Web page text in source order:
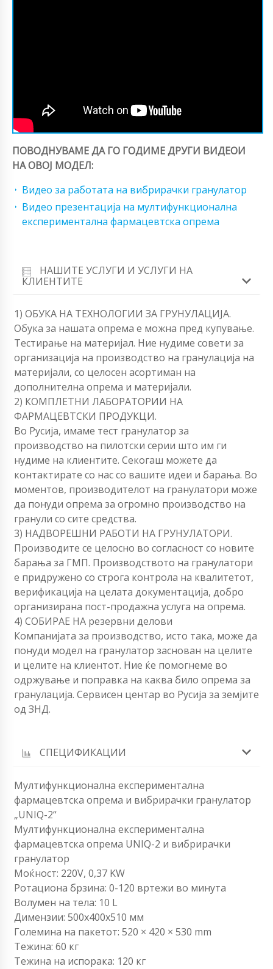
ПОВОДНУВАМЕ ДА ГО ГОДИМЕ ДРУГИ ВИДЕОИ
НА ОВОЈ МОДЕЛ:
Видео за работата на вибрирачки гранулатор
Видео презентација на мултифункционална
експериментална фармацевтска опрема
НАШИТЕ УСЛУГИ И УСЛУГИ НА
КЛИЕНТИТЕ
1) ОБУКА НА ТЕХНОЛОГИИ ЗА ГРУНУЛАЦИЈА.
Обука за нашата опрема е можна пред купување.
Тестирање на материјал. Ние нудиме совети за
организација на производство на гранулација на
материјали, со целосен асортиман на
дополнителна опрема и материјали.
2) КОМПЛЕТНИ ЛАБОРАТОРИИ НА
ФАРМАЦЕВТСКИ ПРОДУКЦИ.
Во Русија, имаме тест гранулатор за
производство на пилотски серии што им ги
нудиме на клиентите. Секогаш можете да
контактирате со нас со вашите идеи и барања. Во
моментов, производителот на гранулатори може
да понуди опрема за огромно производство на
гранули со сите средства.
3) НАДВОРЕШНИ РАБОТИ НА ГРУНУЛАТОРИ.
Производите се целосно во согласност со новите
барања за ГМП. Производството на гранулатори
е придружено со строга контрола на квалитетот,
верификација на целата документација, добро
организирана пост-продажна услуга на опрема.
4) СОБИРАЕ НА резервни делови
Компанијата за производство, исто така, може да
понуди модел на гранулатор заснован на целите
и целите на клиентот. Ние ќе помогнеме во
одржување и поправка на каква било опрема за
гранулација. Сервисен центар во Русија за земјите
од ЗНД.
СПЕЦИФИКАЦИИ
Мултифункционална експериментална
фармацевтска опрема и вибрирачки гранулатор
„UNIQ-2“
Мултифункционална експериментална
фармацевтска опрема UNIQ-2 и вибрирачки
гранулатор
Моќност: 220V, 0,37 KW
Ротациона брзина: 0-120 вртежи во минута
Волумен на тела: 10 L
Димензии: 500х400х510 мм
Големина на пакетот: 520 × 420 × 530 mm
Тежина: 60 ​​кг
Тежина на испорака: 120 кг